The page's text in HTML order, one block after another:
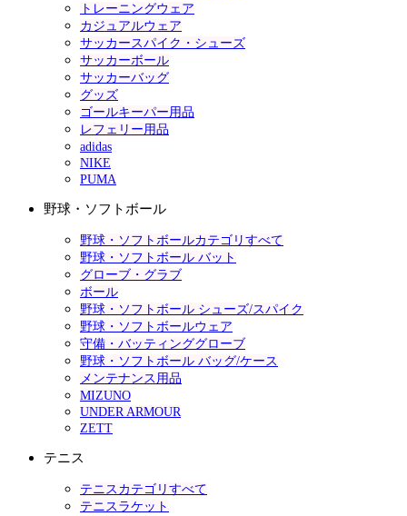
トレーニングウェア
カジュアルウェア
サッカースパイク・シューズ
サッカーボール
サッカーバッグ
グッズ
ゴールキーパー用品
レフェリー用品
adidas
NIKE
PUMA
野球・ソフトボール
野球・ソフトボールカテゴリすべて
野球・ソフトボール バット
グローブ・グラブ
ボール
野球・ソフトボール シューズ/スパイク
野球・ソフトボールウェア
守備・バッティンググローブ
野球・ソフトボール バッグ/ケース
メンテナンス用品
MIZUNO
UNDER ARMOUR
ZETT
テニス
テニスカテゴリすべて
テニスラケット